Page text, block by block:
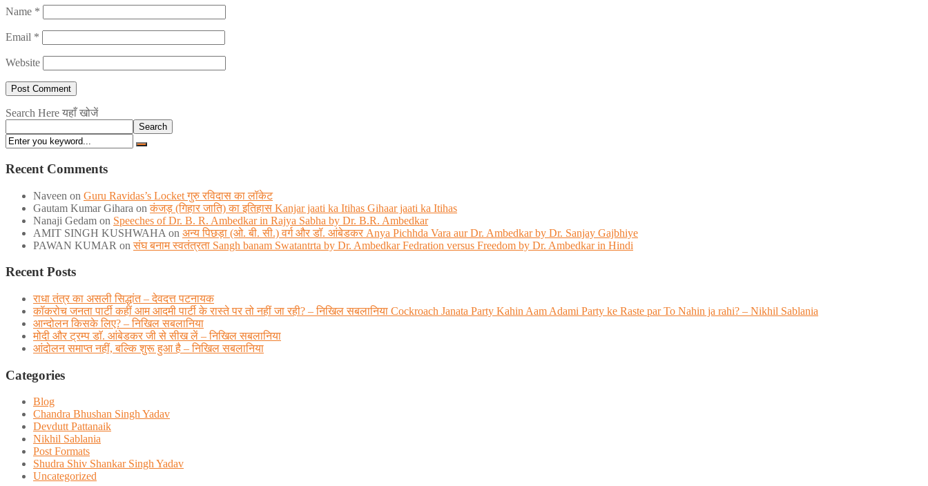
Name *
Email *
Website
Search Here यहाँ खोजें
Search
Recent Comments
Naveen on Guru Ravidas’s Locket गुरु रविदास का लॉकेट
Gautam Kumar Gihara onकंजड़ (गिहार जाति) का इतिहास Kanjar jaati ka Itihas Gihaar jaati ka Itihas
Nanaji Gedam on Speeches of Dr. B. R. Ambedkar in Rajya Sabha by Dr. B.R. Ambedkar
AMIT SINGH KUSHWAHA on अन्य पिछड़ा (ओ. बी. सी.) वर्ग और डॉ. आंबेडकर Anya Pichhda Vara aur Dr. Ambedkar by Dr. Sanjay Gajbhiye
PAWAN KUMAR onसंघ बनाम स्वतंत्रता Sangh banam Swatantrta by Dr. Ambedkar Fedration versus Freedom by Dr. Ambedkar in Hindi
Recent Posts
राधा तंत्र का असली सिद्धांत – देवदत्त पटनायक
कॉकरोच जनता पार्टी कहीं आम आदमी पार्टी के रास्ते पर तो नहीं जा रही? – निखिल सबलानिया Cockroach Janata Party Kahin Aam Adami Party ke Raste par To Nahin ja rahi? – Nikhil Sablania
आन्दोलन किसके लिए? – निखिल सबलानिया
मोदी और ट्रम्प डाॅ. आंबेडकर जी से सीख लें – निखिल सबलानिया
आंदोलन समाप्त नहीं, बल्कि शुरू हुआ है – निखिल सबलानिया
Categories
Blog
Chandra Bhushan Singh Yadav
Devdutt Pattanaik
Nikhil Sablania
Post Formats
Shudra Shiv Shankar Singh Yadav
Uncategorized